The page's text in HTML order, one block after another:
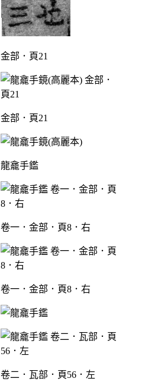
金部．頁21
金部．頁21
龍龕手鑑
卷一．金部．頁8．右
卷一．金部．頁8．右
卷二．瓦部．頁56．左